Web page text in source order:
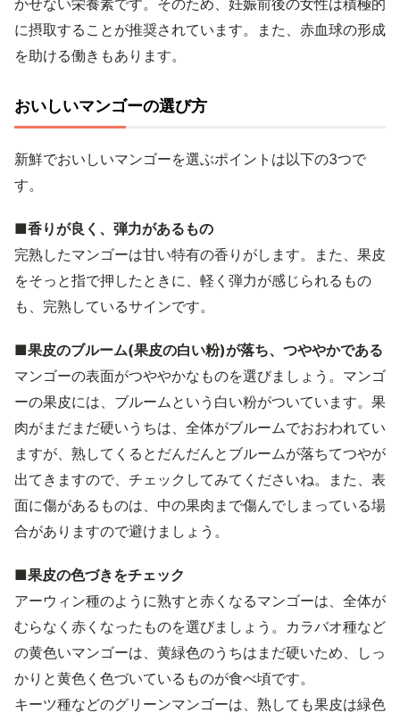
かせない栄養素です。そのため、妊娠前後の女性は積極的
に摂取することが推奨されています。また、赤血球の形成
を助ける働きもあります。
おいしいマンゴーの選び方
新鮮でおいしいマンゴーを選ぶポイントは以下の3つで
す。
■香りが良く、弾力があるもの
完熟したマンゴーは甘い特有の香りがします。また、果皮
をそっと指で押したときに、軽く弾力が感じられるもの
も、完熟しているサインです。
■果皮のブルーム(果皮の白い粉)が落ち、つややかである
マンゴーの表面がつややかなものを選びましょう。マンゴ
ーの果皮には、ブルームという白い粉がついています。果
肉がまだまだ硬いうちは、全体がブルームでおおわれてい
ますが、熟してくるとだんだんとブルームが落ちてつやが
出てきますので、チェックしてみてくださいね。また、表
面に傷があるものは、中の果肉まで傷んでしまっている場
合がありますので避けましょう。
■果皮の色づきをチェック
アーウィン種のように熟すと赤くなるマンゴーは、全体が
むらなく赤くなったものを選びましょう。カラバオ種など
の黄色いマンゴーは、黄緑色のうちはまだ硬いため、しっ
かりと黄色く色づいているものが食べ頃です。
キーツ種などのグリーンマンゴーは、熟しても果皮は緑色